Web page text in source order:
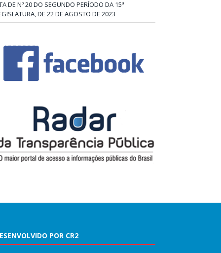
DE Nº 20 DO SEGUNDO PERÍODO DA 15ª
DE 22 DE AGOSTO DE 2023
POR CR2